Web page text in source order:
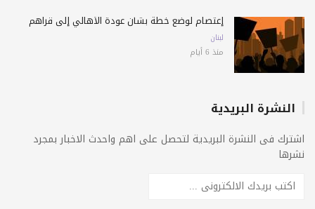
إعتصام لوضع خطة بشأن عودة الأهالي إلى قراهم
لبنان
منذ 6 أيام
النشرة البريدية
اشترك فى النشرة البريدية لتحصل على اهم واحدث الاخبار بمجرد
نشرها